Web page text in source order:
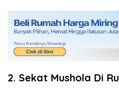
2. Sekat Mushola Di